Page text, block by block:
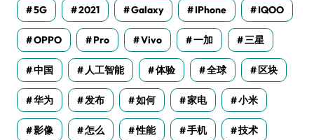
5G 2021 Galaxy IPhone IQOO
OPPO Pro Vivo 一加 三星
中国 人工智能 体验 全球 区块
华为 发布 如何 家电 小米
影像 怎么 性能 手机 技术